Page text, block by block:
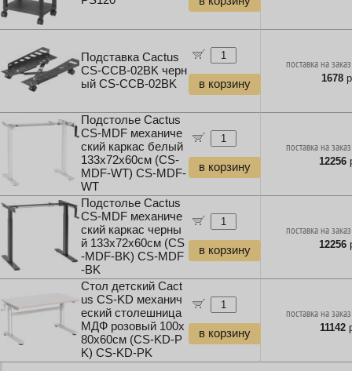
Подставка Cactus
CS-CCB-02BK черн
ый CS-CCB-02BK
в корзину
поставка на
1678
Подстолье Cactus
CS-MDF механиче
ский каркас белый
133x72x60см (CS-
MDF-WT) CS-MDF-
WT
в корзину
поставка на
12256
Подстолье Cactus
CS-MDF механиче
ский каркас черны
й 133x72x60см (CS
-MDF-BK) CS-MDF
-BK
в корзину
поставка на
12256
Стол детский Cact
us CS-KD механич
еский столешница
МДФ розовый 100x
80x60см (CS-KD-P
K) CS-KD-PK
в корзину
поставка на
11142